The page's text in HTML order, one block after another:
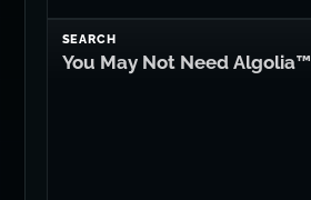
SEARCH
You May Not Need Algolia™